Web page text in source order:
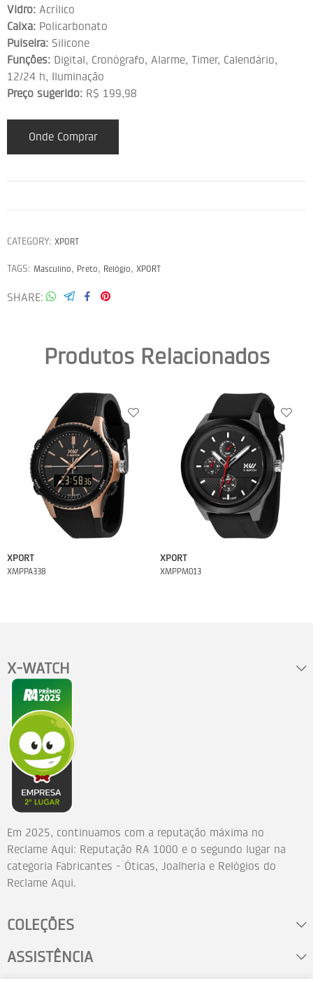
Vidro: Acrílico
Caixa: Policarbonato
Pulseira: Silicone
Funções: Digital, Cronógrafo, Alarme, Timer, Calendário,
12/24 h, Iluminação
Preço sugerido: R$ 199,98
Onde Comprar
CATEGORY: XPORT
TAGS: Masculino, Preto, Relógio, XPORT
SHARE
Produtos Relacionados
XPORT
XMPPA338
XPORT
XMPPM013
X-WATCH
Em 2025, continuamos com a reputação máxima no
Reclame Aqui: Reputação RA 1000 e o segundo lugar na
categoria Fabricantes - Óticas, Joalheria e Relógios do
Reclame Aqui.
COLEÇÕES
ASSISTÊNCIA